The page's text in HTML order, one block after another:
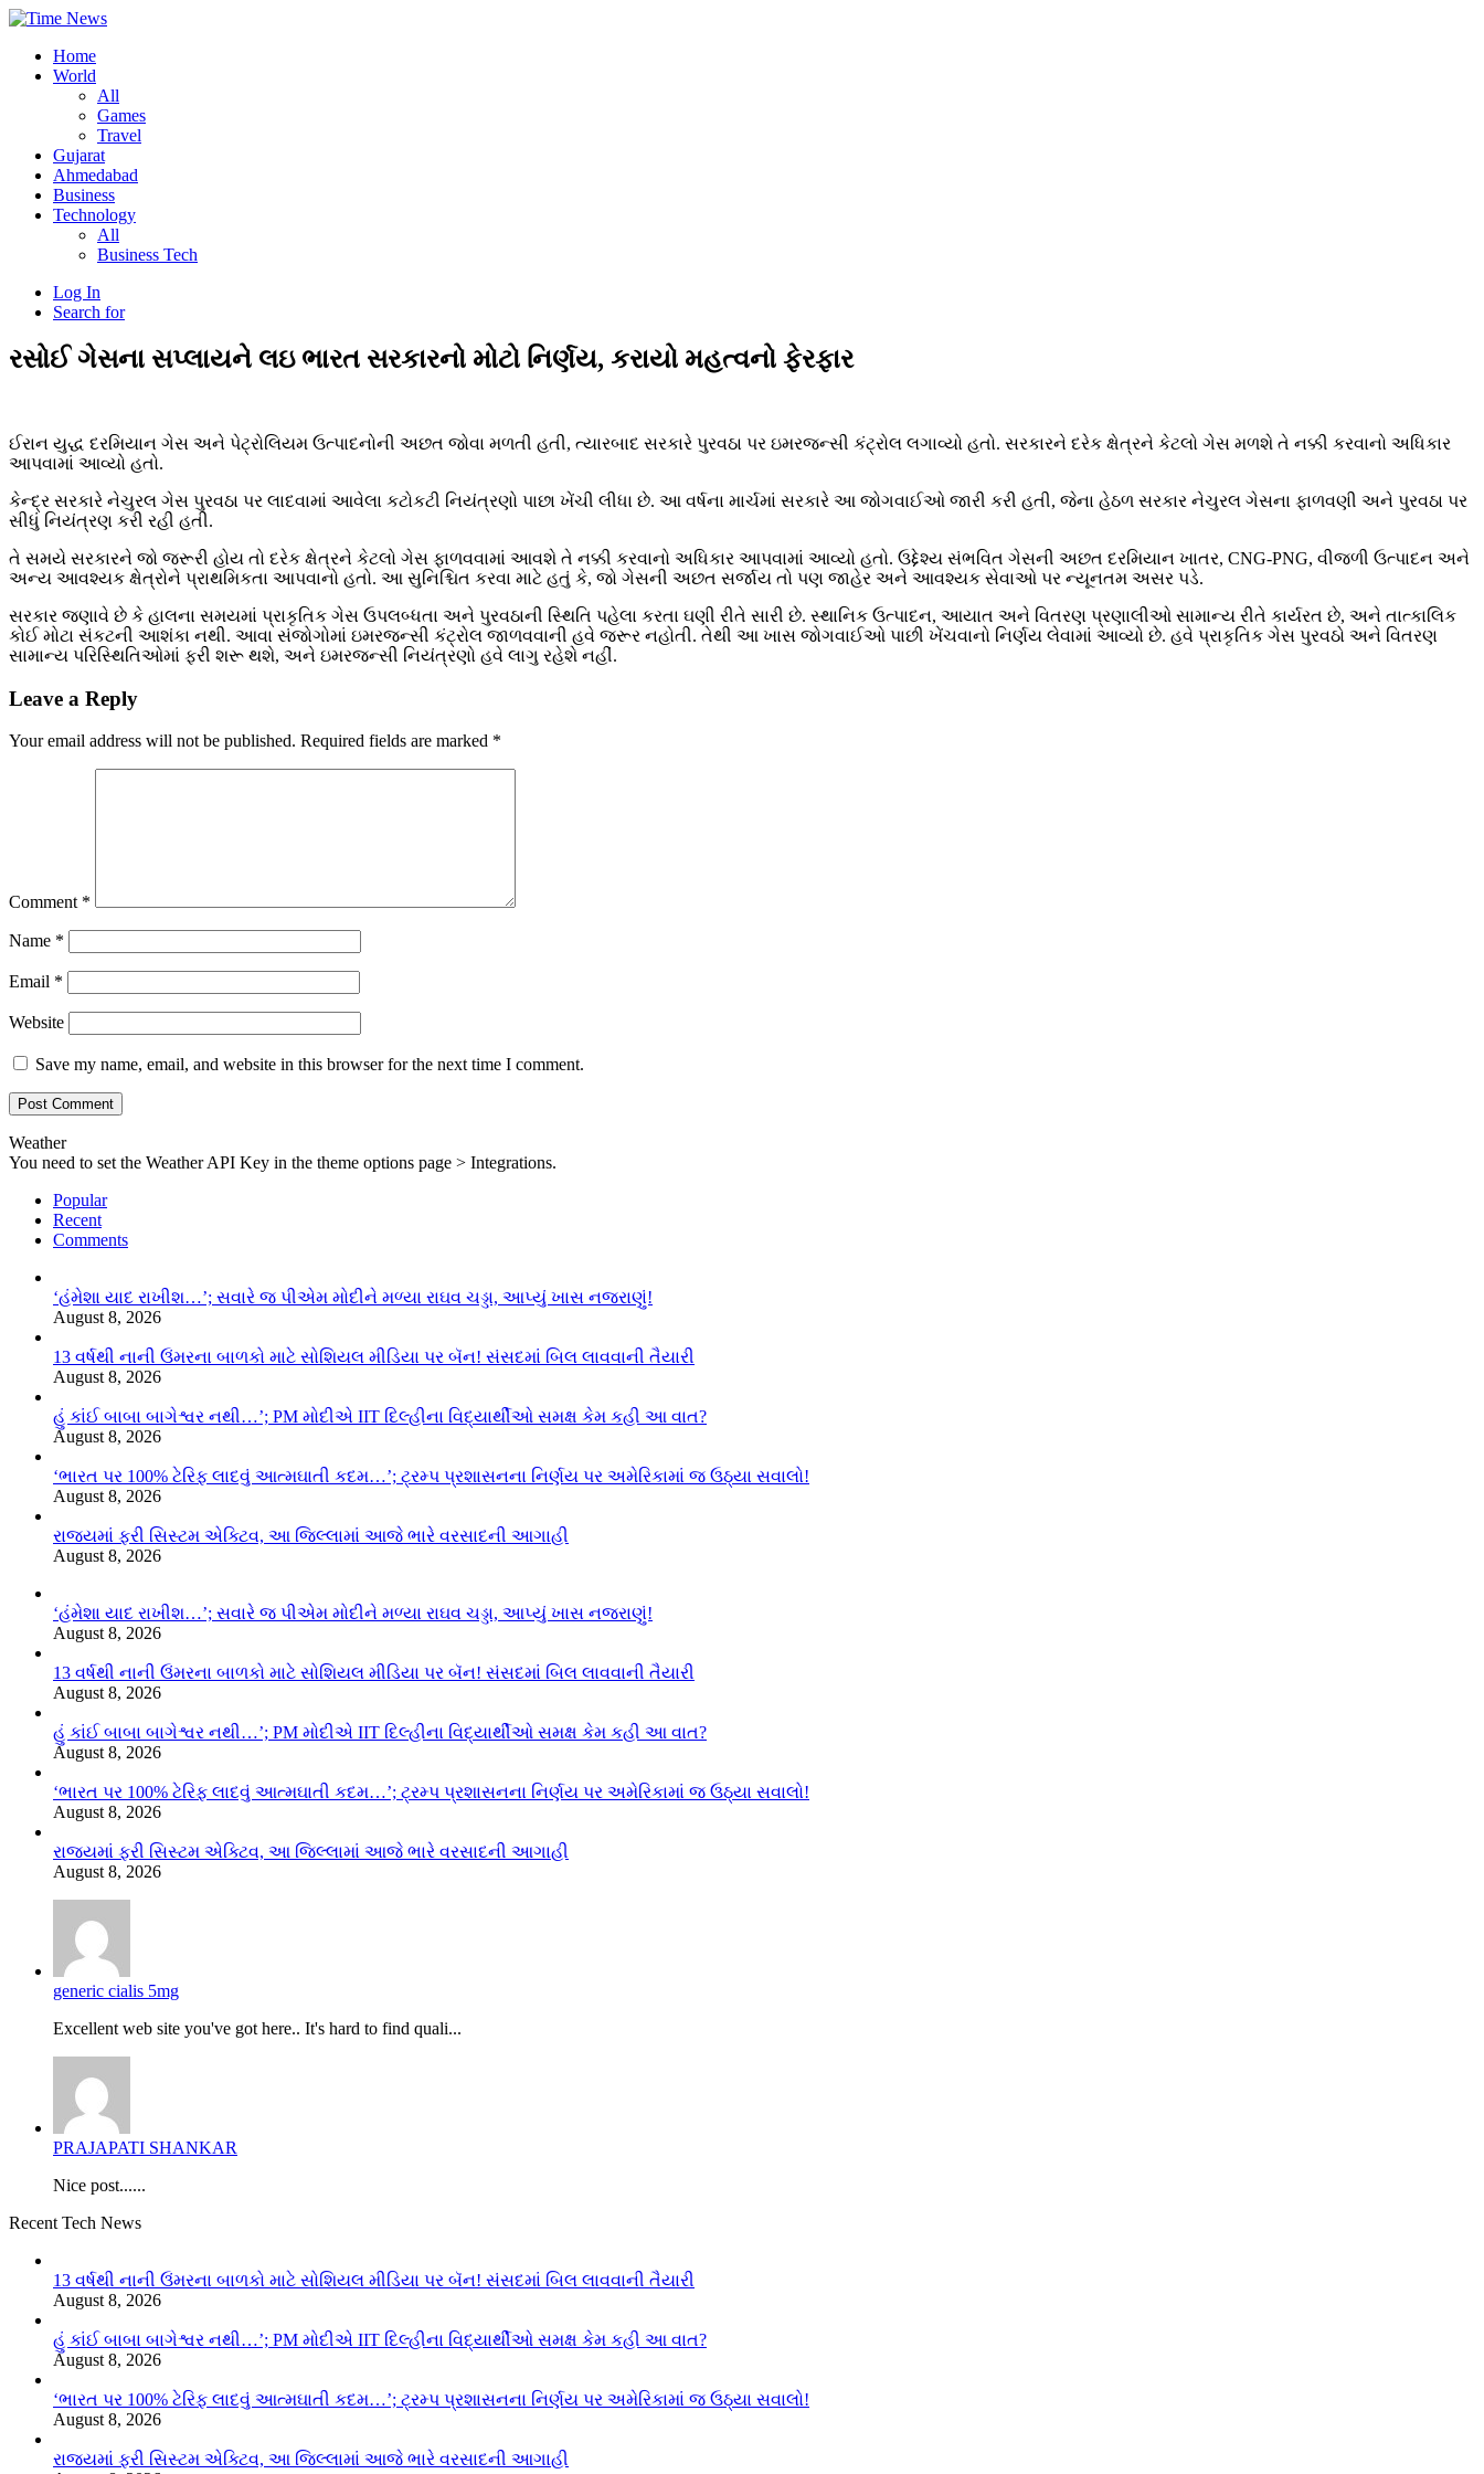
Home
World
All
Games
Travel
Gujarat
Ahmedabad
Business
Technology
All
Business Tech
Log In
Search for
રસોઈ ગેસના સપ્લાયને લઇ ભારત સરકારનો મોટો નિર્ણય, કરાયો મહત્વનો ફેરફાર
ઈરાન યુદ્ધ દરમિયાન ગેસ અને પેટ્રોલિયમ ઉત્પાદનોની અછત જોવા મળતી હતી, ત્યારબાદ સરકારે પુરવઠા પર ઇમરજન્સી કંટ્રોલ લગાવ્યો હતો. સરકારને દરેક ક્ષેત્રને કેટલો ગેસ મળશે તે નક્કી કરવાનો અધિકાર
આપવામાં આવ્યો હતો.
કેન્દ્ર સરકારે નેચુરલ ગેસ પુરવઠા પર લાદવામાં આવેલા કટોકટી નિયંત્રણો પાછા ખેંચી લીધા છે. આ વર્ષના માર્ચમાં સરકારે આ જોગવાઈઓ જારી કરી હતી, જેના હેઠળ સરકાર નેચુરલ ગેસના ફાળવણી અને પુરવઠા પર
સીધું નિયંત્રણ કરી રહી હતી.
તે સમયે સરકારને જો જરૂરી હોય તો દરેક ક્ષેત્રને કેટલો ગેસ ફાળવવામાં આવશે તે નક્કી કરવાનો અધિકાર આપવામાં આવ્યો હતો. ઉદ્દેશ્ય સંભવિત ગેસની અછત દરમિયાન ખાતર, CNG-PNG, વીજળી ઉત્પાદન અને
અન્ય આવશ્યક ક્ષેત્રોને પ્રાથમિકતા આપવાનો હતો. આ સુનિશ્ચિત કરવા માટે હતું કે, જો ગેસની અછત સર્જાય તો પણ જાહેર અને આવશ્યક સેવાઓ પર ન્યૂનતમ અસર પડે.
સરકાર જણાવે છે કે હાલના સમયમાં પ્રાકૃતિક ગેસ ઉપલબ્ધતા અને પુરવઠાની સ્થિતિ પહેલા કરતા ઘણી રીતે સારી છે. સ્થાનિક ઉત્પાદન, આયાત અને વિતરણ પ્રણાલીઓ સામાન્ય રીતે કાર્યરત છે, અને તાત્કાલિક
કોઈ મોટા સંકટની આશંકા નથી. આવા સંજોગોમાં ઇમરજન્સી કંટ્રોલ જાળવવાની હવે જરૂર નહોતી. તેથી આ ખાસ જોગવાઈઓ પાછી ખેંચવાનો નિર્ણય લેવામાં આવ્યો છે. હવે પ્રાકૃતિક ગેસ પુરવઠો અને વિતરણ
સામાન્ય પરિસ્થિતિઓમાં ફરી શરૂ થશે, અને ઇમરજન્સી નિયંત્રણો હવે લાગુ રહેશે નહીં.
Leave a Reply
Your email address will not be published. Required fields are marked *
Comment *
Name *
Email *
Website
Save my name, email, and website in this browser for the next time I comment.
Weather
You need to set the Weather API Key in the theme options page > Integrations.
Popular
Recent
Comments
‘હંમેશા યાદ રાખીશ…’; સવારે જ પીએમ મોદીને મળ્યા રાઘવ ચડ્ડા, આપ્યું ખાસ નજરાણું!
August 8, 2026
13 વર્ષથી નાની ઉંમરના બાળકો માટે સોશિયલ મીડિયા પર બૅન! સંસદમાં બિલ લાવવાની તૈયારી
August 8, 2026
હું કાંઈ બાબા બાગેશ્વર નથી…’; PM મોદીએ IIT દિલ્હીના વિદ્યાર્થીઓ સમક્ષ કેમ કહી આ વાત?
August 8, 2026
‘ભારત પર 100% ટેરિફ લાદવું આત્મઘાતી કદમ…’; ટ્રમ્પ પ્રશાસનના નિર્ણય પર અમેરિકામાં જ ઉઠ્યા સવાલો!
August 8, 2026
રાજ્યમાં ફરી સિસ્ટમ એક્ટિવ, આ જિલ્લામાં આજે ભારે વરસાદની આગાહી
August 8, 2026
‘હંમેશા યાદ રાખીશ…’; સવારે જ પીએમ મોદીને મળ્યા રાઘવ ચડ્ડા, આપ્યું ખાસ નજરાણું!
August 8, 2026
13 વર્ષથી નાની ઉંમરના બાળકો માટે સોશિયલ મીડિયા પર બૅન! સંસદમાં બિલ લાવવાની તૈયારી
August 8, 2026
હું કાંઈ બાબા બાગેશ્વર નથી…’; PM મોદીએ IIT દિલ્હીના વિદ્યાર્થીઓ સમક્ષ કેમ કહી આ વાત?
August 8, 2026
‘ભારત પર 100% ટેરિફ લાદવું આત્મઘાતી કદમ…’; ટ્રમ્પ પ્રશાસનના નિર્ણય પર અમેરિકામાં જ ઉઠ્યા સવાલો!
August 8, 2026
રાજ્યમાં ફરી સિસ્ટમ એક્ટિવ, આ જિલ્લામાં આજે ભારે વરસાદની આગાહી
August 8, 2026
generic cialis 5mg
Excellent web site you've got here.. It's hard to find quali...
PRAJAPATI SHANKAR
Nice post......
Recent Tech News
13 વર્ષથી નાની ઉંમરના બાળકો માટે સોશિયલ મીડિયા પર બૅન! સંસદમાં બિલ લાવવાની તૈયારી
August 8, 2026
હું કાંઈ બાબા બાગેશ્વર નથી…’; PM મોદીએ IIT દિલ્હીના વિદ્યાર્થીઓ સમક્ષ કેમ કહી આ વાત?
August 8, 2026
‘ભારત પર 100% ટેરિફ લાદવું આત્મઘાતી કદમ…’; ટ્રમ્પ પ્રશાસનના નિર્ણય પર અમેરિકામાં જ ઉઠ્યા સવાલો!
August 8, 2026
રાજ્યમાં ફરી સિસ્ટમ એક્ટિવ, આ જિલ્લામાં આજે ભારે વરસાદની આગાહી